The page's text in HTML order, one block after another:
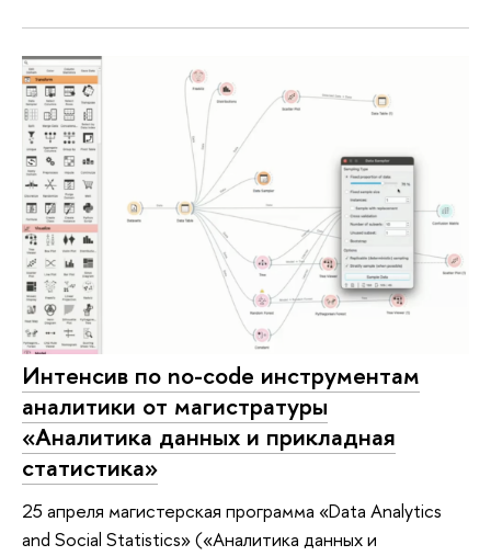
Интенсив по no-code инструментам
аналитики от магистратуры
«Аналитика данных и прикладная
статистика»
25 апреля магистерская программа «Data Analytics
and Social Statistics» («Аналитика данных и